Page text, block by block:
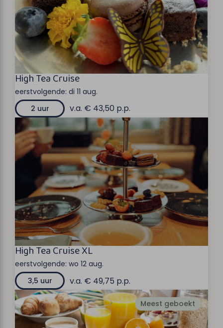
High Tea Cruise
eerstvolgende: di 11 aug.
2 uur
v.a. € 43,50 p.p.
High Tea Cruise XL
eerstvolgende: wo 12 aug.
3,5 uur
v.a. € 49,75 p.p.
Meest geboekt